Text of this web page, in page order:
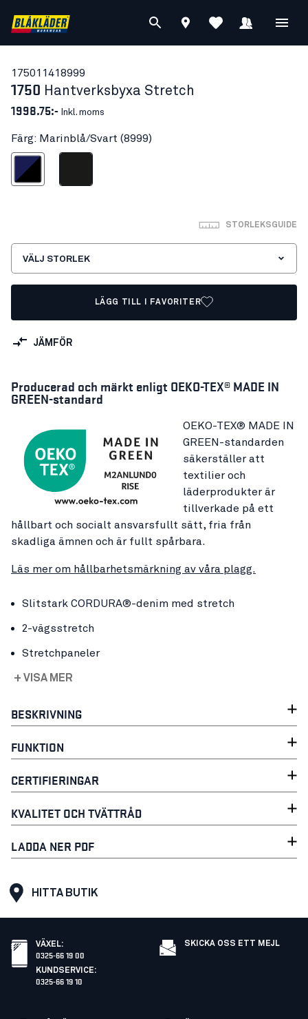
17501141 8999
1750 Hantverksbyxa Stretch
1998.75:- Inkl. moms
Färg: Marinblå/Svart (8999)
Svart
STORLEKSGUIDE
VÄLJ STORLEK
LÄGG TILL I FAVORITER
JÄMFÖR
Producerad och märkt enligt OEKO-TEX® MADE IN
GREEN-standard
OEKO-TEX® MADE IN
GREEN-standarden
säkerställer att
textilier och
läderprodukter är
tillverkade på ett
hållbart och socialt ansvarsfullt sätt, fria från
skadliga ämnen och är fullt spårbara.
Läs mer om hållbarhetsmärkning av våra plagg.
Slitstark CORDURA®-denim med stretch
2-vägsstretch
Stretchpaneler
+ VISA MER
BESKRIVNING
FUNKTION
CERTIFIERINGAR
KVALITET OCH TVÄTTRÅD
LADDA NER PDF
HITTA BUTIK
VÄXEL:
0325-66 19 00
KUNDSERVICE:
0325-66 19 10
SKICKA OSS ETT MEJL